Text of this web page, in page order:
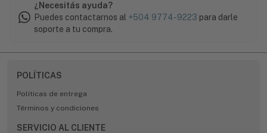
¿Necesitás ayuda?
Puedes contactarnos al +504 9774-9223 para darle
soporte a tu compra.
POLÍTICAS
Políticas de entrega
Términos y condiciones
SERVICIO AL CLIENTE